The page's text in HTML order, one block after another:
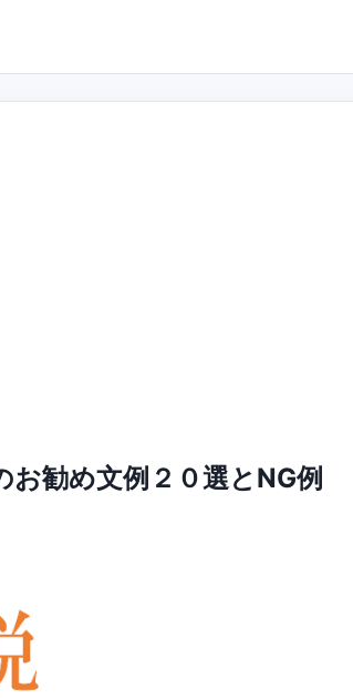
勧め文例２０選とNG例